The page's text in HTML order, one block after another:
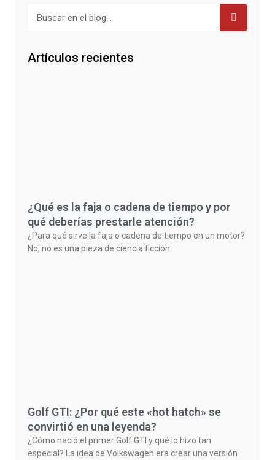
Artículos recientes
¿Qué es la faja o cadena de tiempo y por
qué deberías prestarle atención?
¿Para qué sirve la faja o cadena de tiempo en un motor?
No, no es una pieza de ciencia ficción
Golf GTI: ¿Por qué este «hot hatch» se
convirtió en una leyenda?
¿Cómo nació el primer Golf GTI y qué lo hizo tan
especial? La idea de Volkswagen era crear una versión